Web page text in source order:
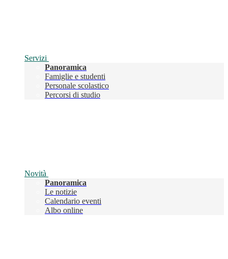
Servizi
Panoramica
Famiglie e studenti
Personale scolastico
Percorsi di studio
Novità
Panoramica
Le notizie
Calendario eventi
Albo online